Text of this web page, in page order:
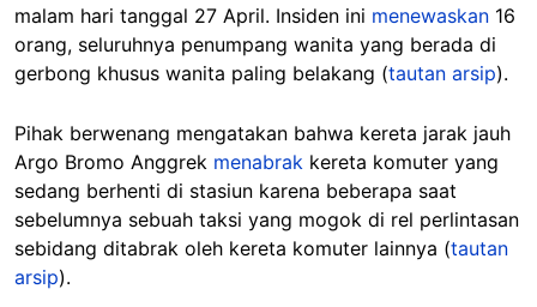
malam hari tanggal 27 April. Insiden ini menewaskan 16
orang, seluruhnya penumpang wanita yang berada di
gerbong khusus wanita paling belakang (tautan arsip).
Pihak berwenang mengatakan bahwa kereta jarak jauh
Argo Bromo Anggrek menabrak kereta komuter yang
sedang berhenti di stasiun karena beberapa saat
sebelumnya sebuah taksi yang mogok di rel perlintasan
sebidang ditabrak oleh kereta komuter lainnya (tautan
arsip).